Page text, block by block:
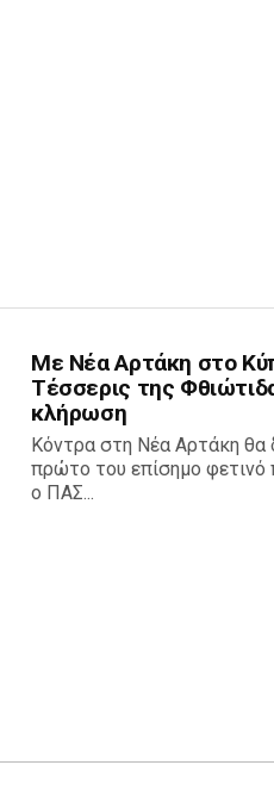
Με Νέα Αρτάκη στο
Τέσσερις της
κλήρωση
Κόντρα στη Νέα Αρτάκη θα
πρώτο του επίσημο φετινό
ο ΠΑΣ...